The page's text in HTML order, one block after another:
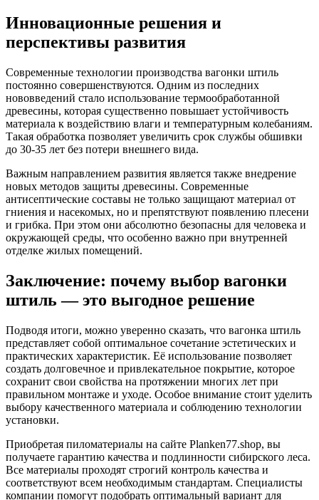
Инновационные решения и
перспективы развития
Современные технологии производства вагонки штиль
постоянно совершенствуются. Одним из последних
нововведений стало использование термообработанной
древесины, которая существенно повышает устойчивость
материала к воздействию влаги и температурным колебаниям.
Такая обработка позволяет увеличить срок службы обшивки
до 30-35 лет без потери внешнего вида.
Важным направлением развития является также внедрение
новых методов защиты древесины. Современные
антисептические составы не только защищают материал от
гниения и насекомых, но и препятствуют появлению плесени
и грибка. При этом они абсолютно безопасны для человека и
окружающей среды, что особенно важно при внутренней
отделке жилых помещений.
Заключение: почему выбор вагонки
штиль — это выгодное решение
Подводя итоги, можно уверенно сказать, что вагонка штиль
представляет собой оптимальное сочетание эстетических и
практических характеристик. Её использование позволяет
создать долговечное и привлекательное покрытие, которое
сохранит свои свойства на протяжении многих лет при
правильном монтаже и уходе. Особое внимание стоит уделить
выбору качественного материала и соблюдению технологии
установки.
Приобретая пиломатериалы на сайте Planken77.shop, вы
получаете гарантию качества и подлинности сибирского леса.
Все материалы проходят строгий контроль качества и
соответствуют всем необходимым стандартам. Специалисты
компании помогут подобрать оптимальный вариант для